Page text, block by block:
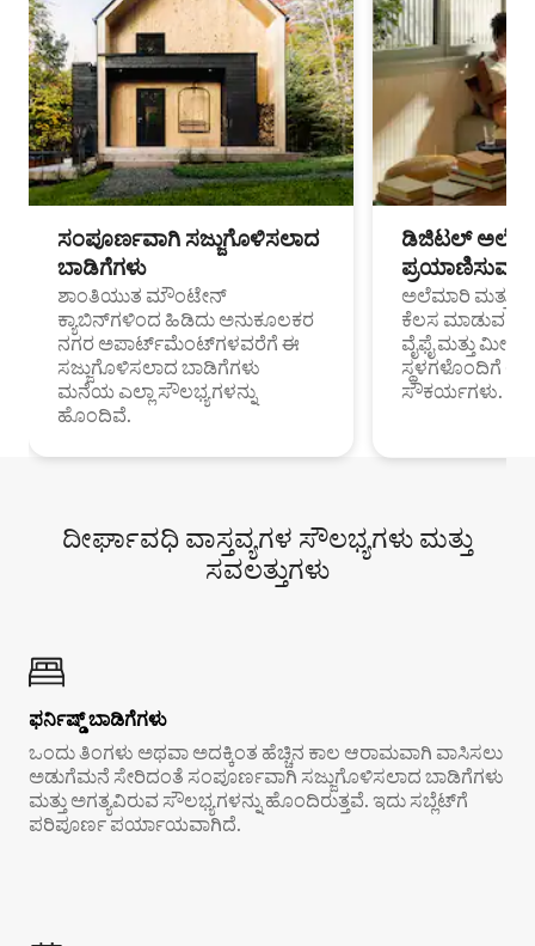
ಸಂಪೂರ್ಣವಾಗಿ ಸಜ್ಜುಗೊಳಿಸಲಾದ
ಬಾಡಿಗೆಗಳು
ಶಾಂತಿಯುತ ಮೌಂಟೇನ್
ಕ್ಯಾಬಿನ್‌ಗಳಿಂದ ಹಿಡಿದು ಅನುಕೂಲಕರ
ನಗರ ಅಪಾರ್ಟ್‌ಮೆಂಟ್‌ಗಳವರೆಗೆ ಈ
ಸಜ್ಜುಗೊಳಿಸಲಾದ ಬಾಡಿಗೆಗಳು
ಮನೆಯ ಎಲ್ಲಾ ಸೌಲಭ್ಯಗಳನ್ನು
ಹೊಂದಿವೆ.
ಡಿಜಿಟಲ್
ಪ್ರಯಾಣಿಸುವ
ಅಲೆಮಾರಿ ಮತ್ತು
ಕೆಲಸ ಮಾಡುವ
ವೈಫೈ ಮತ್ತು
ಸ್ಥಳಗಳೊಂದಿಗೆ
ಸೌಕರ್ಯಗಳು.
ದೀರ್ಘಾವಧಿ ವಾಸ್ತವ್ಯಗಳ ಸೌಲಭ್ಯಗಳು ಮತ್ತು
ಸವಲತ್ತುಗಳು
ಫರ್ನಿಷ್ಡ್ ಬಾಡಿಗೆಗಳು
ಒಂದು ತಿಂಗಳು ಅಥವಾ ಅದಕ್ಕಿಂತ ಹೆಚ್ಚಿನ ಕಾಲ ಆರಾಮವಾಗಿ ವಾಸಿಸಲು
ಅಡುಗೆಮನೆ ಸೇರಿದಂತೆ ಸಂಪೂರ್ಣವಾಗಿ ಸಜ್ಜುಗೊಳಿಸಲಾದ ಬಾಡಿಗೆಗಳು
ಮತ್ತು ಅಗತ್ಯವಿರುವ ಸೌಲಭ್ಯಗಳನ್ನು ಹೊಂದಿರುತ್ತವೆ. ಇದು ಸಬ್ಲೆಟ್‌ಗೆ
ಪರಿಪೂರ್ಣ ಪರ್ಯಾಯವಾಗಿದೆ.